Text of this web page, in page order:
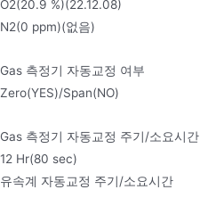
O2(20.9 %)(22.12.08)
N2(0 ppm)(없음)
Gas 측정기 자동교정 여부
Zero(YES)/Span(NO)
Gas 측정기 자동교정 주기/소요시간
12 Hr(80 sec)
유속계 자동교정 주기/소요시간